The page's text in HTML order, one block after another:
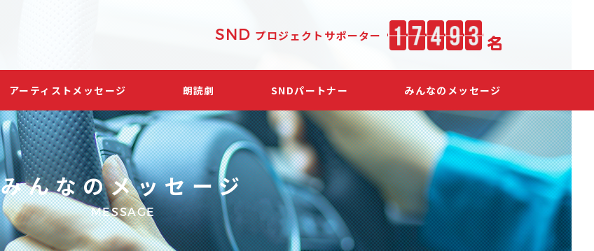
SND プロジェクト サポーター
アーティストメッセージ 朗読劇 SNDパートナー みんなのメッセージ
みんなのメッセージ
MESSAGE